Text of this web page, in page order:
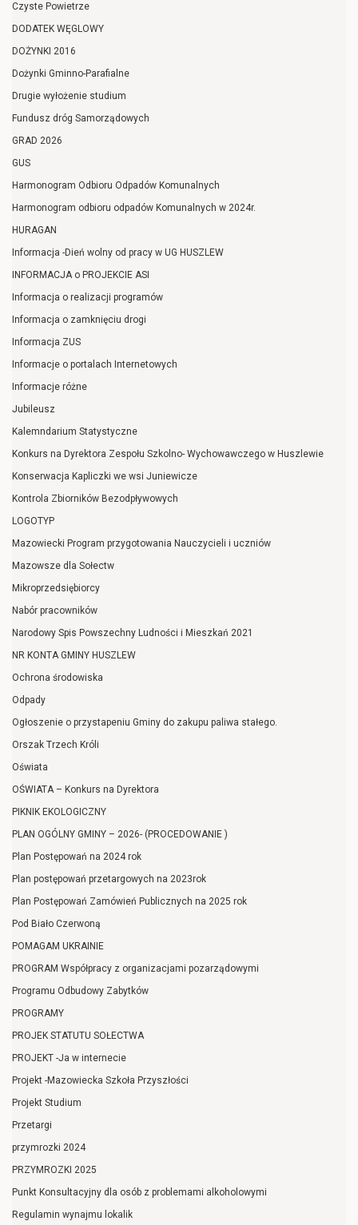
Czyste Powietrze
DODATEK WĘGLOWY
DOŻYNKI 2016
Dożynki Gminno-Parafialne
Drugie wyłożenie studium
Fundusz dróg Samorządowych
GRAD 2026
GUS
Harmonogram Odbioru Odpadów Komunalnych
Harmonogram odbioru odpadów Komunalnych w 2024r.
HURAGAN
Informacja -Dień wolny od pracy w UG HUSZLEW
INFORMACJA o PROJEKCIE ASI
Informacja o realizacji programów
Informacja o zamknięciu drogi
Informacja ZUS
Informacje o portalach Internetowych
Informacje różne
Jubileusz
Kalemndarium Statystyczne
Konkurs na Dyrektora Zespołu Szkolno- Wychowawczego w Huszlewie
Konserwacja Kapliczki we wsi Juniewicze
Kontrola Zbiorników Bezodpływowych
LOGOTYP
Mazowiecki Program przygotowania Nauczycieli i uczniów
Mazowsze dla Sołectw
Mikroprzedsiębiorcy
Nabór pracowników
Narodowy Spis Powszechny Ludności i Mieszkań 2021
NR KONTA GMINY HUSZLEW
Ochrona środowiska
Odpady
Ogłoszenie o przystapeniu Gminy do zakupu paliwa stałego.
Orszak Trzech Króli
Oświata
OŚWIATA – Konkurs na Dyrektora
PIKNIK EKOLOGICZNY
PLAN OGÓLNY GMINY – 2026- (PROCEDOWANIE )
Plan Postępowań na 2024 rok
Plan postępowań przetargowych na 2023rok
Plan Postępowań Zamówień Publicznych na 2025 rok
Pod Biało Czerwoną
POMAGAM UKRAINIE
PROGRAM Współpracy z organizacjami pozarządowymi
Programu Odbudowy Zabytków
PROGRAMY
PROJEK STATUTU SOŁECTWA
PROJEKT -Ja w internecie
Projekt -Mazowiecka Szkoła Przyszłości
Projekt Studium
Przetargi
przymrozki 2024
PRZYMROZKI 2025
Punkt Konsultacyjny dla osób z problemami alkoholowymi
Regulamin wynajmu lokalik